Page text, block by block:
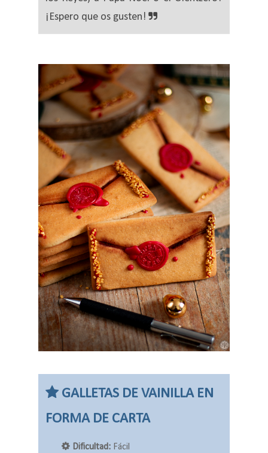
¡Espero que os gusten!
GALLETAS DE VAINILLA EN
FORMA DE CARTA
Dificultad: Fácil